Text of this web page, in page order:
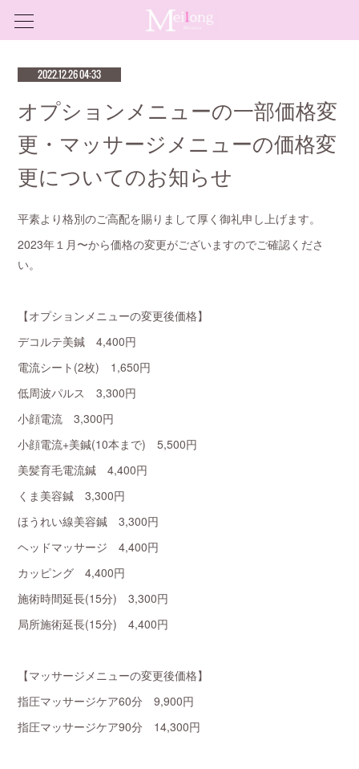
2022.12.26 04:33
オプションメニューの一部価格変
更・マッサージメニューの価格変
更についてのお知らせ
平素より格別のご高配を賜りまして厚く御礼申し上げます。
2023年１月〜から価格の変更がございますのでご確認くださ
い。
【オプションメニューの変更後価格】
デコルテ美鍼 4,400円
電流シート(2枚) 1,650円
低周波パルス 3,300円
小顔電流 3,300円
小顔電流+美鍼(10本まで) 5,500円
美髪育毛電流鍼 4,400円
くま美容鍼 3,300円
ほうれい線美容鍼 3,300円
ヘッドマッサージ 4,400円
カッピング 4,400円
施術時間延長(15分) 3,300円
局所施術延長(15分) 4,400円
【マッサージメニューの変更後価格】
指圧マッサージケア60分 9,900円
指圧マッサージケア90分 14,300円